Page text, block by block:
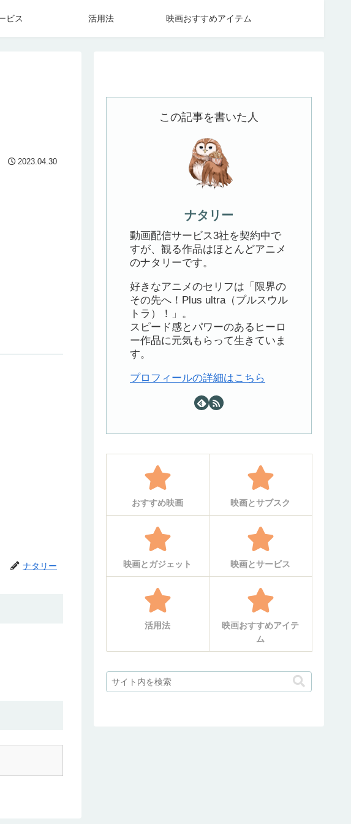
ビス 活用法 映画おすすめアイテム
2023.04.30
ナタリー
この記事を書いた人
ナタリー
動画配信サービス3社を契約中で
すが、観る作品はほとんどアニメ
のナタリーです。
好きなアニメのセリフは「限界の
その先へ！Plus ultra（プルスウル
トラ）！」。
スピード感とパワーのあるヒーロ
ー作品に元気もらって生きていま
す。
プロフィールの詳細はこちら
おすすめ映画 映画とサブスク
映画とガジェット 映画とサービス
活用法
映画おすすめアイテ
ム